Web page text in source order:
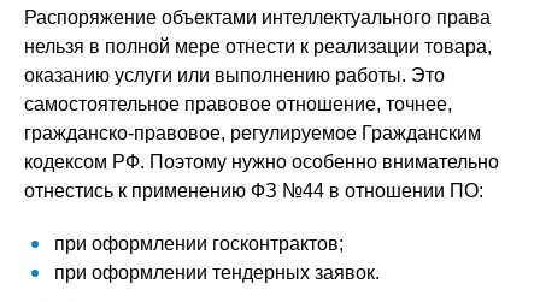
Распоряжение объектами интеллектуального права
нельзя в полной мере отнести к реализации товара,
оказанию услуги или выполнению работы. Это
самостоятельное правовое отношение, точнее,
гражданско-правовое, регулируемое Гражданским
кодексом РФ. Поэтому нужно особенно внимательно
отнестись к применению ФЗ №44 в отношении ПО:
при оформлении госконтрактов;
при оформлении тендерных заявок.